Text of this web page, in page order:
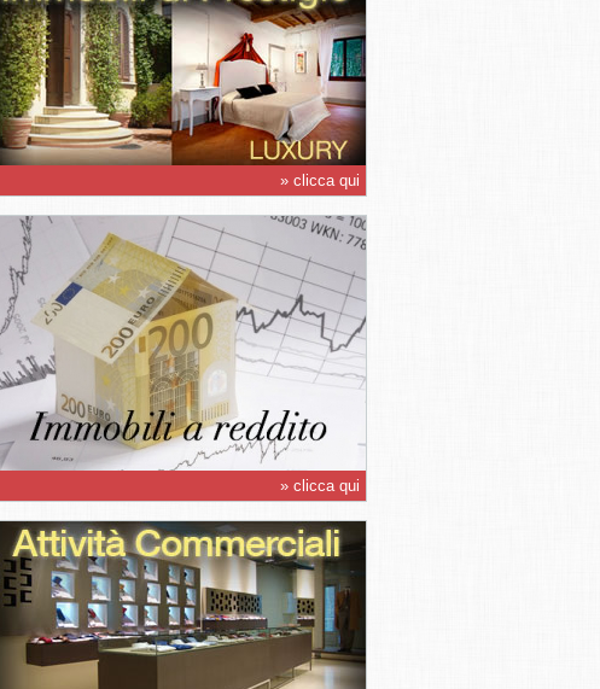
» clicca qui
» clicca qui